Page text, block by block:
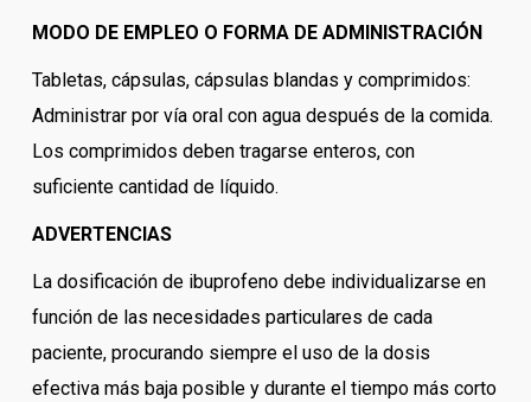
MODO DE EMPLEO O FORMA DE ADMINISTRACIÓN
Tabletas, cápsulas, cápsulas blandas y comprimidos:
Administrar por vía oral con agua después de la comida.
Los comprimidos deben tragarse enteros, con
suficiente cantidad de líquido.
ADVERTENCIAS
La dosificación de ibuprofeno debe individualizarse en
función de las necesidades particulares de cada
paciente, procurando siempre el uso de la dosis
efectiva más baja posible y durante el tiempo más corto